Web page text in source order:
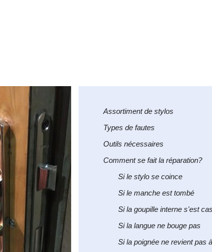
Assortiment de stylos
Types de fautes
Outils nécessaires
Comment se fait la réparation?
Si le stylo se coince
Si le manche est tombé
Si la goupille interne s'est
Si la langue ne bouge pas
Si la poignée ne revient pas